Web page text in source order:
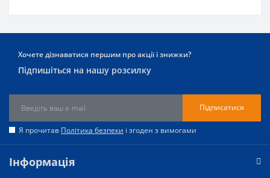
Хочете дізнаватися першим про акції і знижки?
Підпишіться на нашу розсилку
Підписатися
Я прочитав Політика безпеки і згоден з вимогами
Інформація